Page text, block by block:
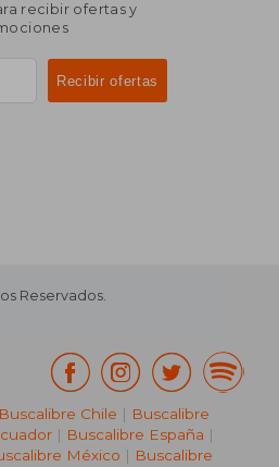
recibir ofertas y
Reservados.
Buscalibre Chile | Buscalibre
| Buscalibre España |
México | Buscalibre